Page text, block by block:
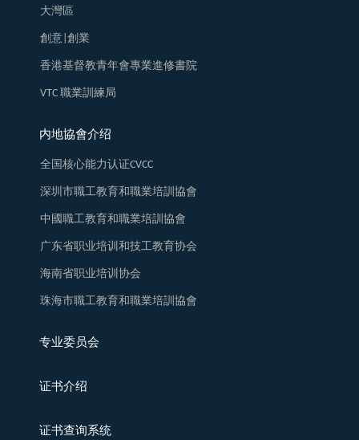
大灣區
創意|創業
香港基督教青年會專業進修書院
VTC 職業訓練局
内地協會介绍
全国核心能力认证CVCC
深圳市職工教育和職業培訓協會
中國職工教育和職業培訓協會
广东省职业培训和技工教育协会
海南省职业培训协会
珠海市職工教育和職業培訓協會
专业委员会
证书介绍
证书查询系统